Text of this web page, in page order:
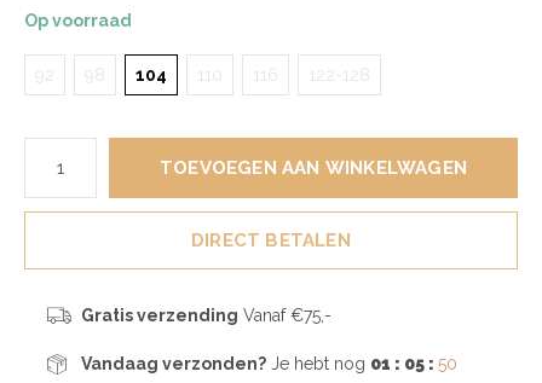
Op voorraad
92 98 104 110 116 122-128
TOEVOEGEN AAN WINKELWAGEN
DIRECT BETALEN
Gratis verzending Vanaf €75,-
Vandaag verzonden?Je hebt nog 01 : 05 : 50